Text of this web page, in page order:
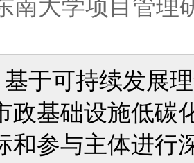
南大学项目管理
可持续发展理
政基础设施低碳
和参与主体进行